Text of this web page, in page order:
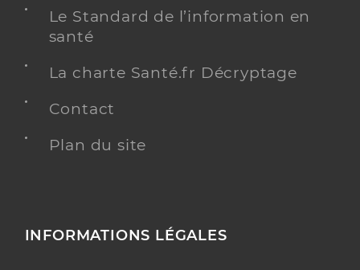
Le Standard de l’information en
santé
La charte Santé.fr Décryptage
Contact
Plan du site
INFORMATIONS LÉGALES